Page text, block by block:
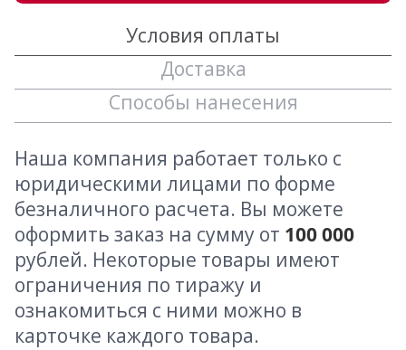
Условия оплаты
Доставка
Способы нанесения
Наша компания работает только с
юридическими лицами по форме
безналичного расчета. Вы можете
оформить заказ на сумму от 100 000
рублей. Некоторые товары имеют
ограничения по тиражу и
ознакомиться с ними можно в
карточке каждого товара.